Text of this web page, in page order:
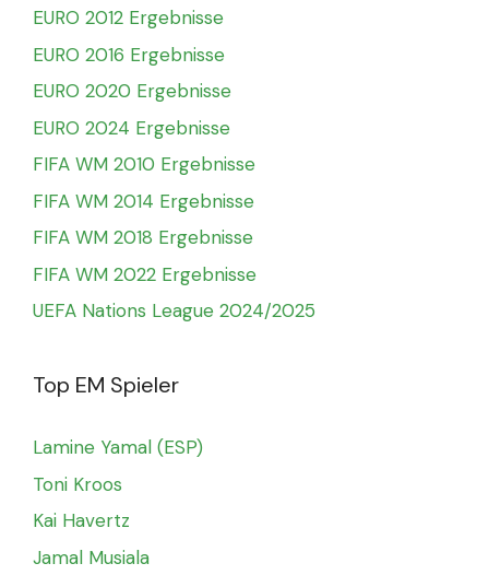
EURO 2012 Ergebnisse
EURO 2016 Ergebnisse
EURO 2020 Ergebnisse
EURO 2024 Ergebnisse
FIFA WM 2010 Ergebnisse
FIFA WM 2014 Ergebnisse
FIFA WM 2018 Ergebnisse
FIFA WM 2022 Ergebnisse
UEFA Nations League 2024/2025
Top EM Spieler
Lamine Yamal (ESP)
Toni Kroos
Kai Havertz
Jamal Musiala